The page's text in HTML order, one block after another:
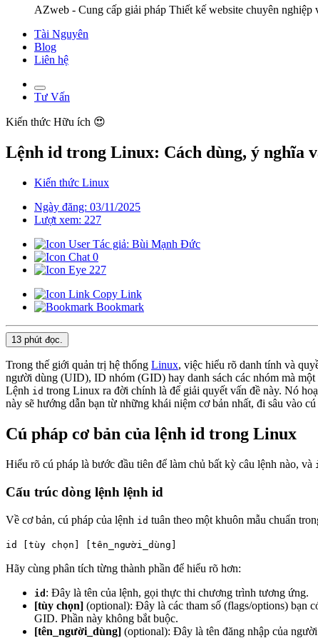
AZweb - Cung cấp giải pháp Thiết kế website chuyên
Tài Nguyên
Blog
Liên hệ
Tư Vấn
Kiến thức Hữu ích 😍
Lệnh id trong Linux: Cách dùng, ý nghĩa
Kiến thức Linux
Ngày đăng: 03/11/2025
Lượt xem: 227
Tác giả: Bùi Mạnh Đức
0
227
Copy Link
Bookmark
13 phút đọc.
Trong thế giới quản trị hệ thống Linux, việc hiểu rõ danh tính và
người dùng (UID), ID nhóm (GID) hay danh sách các nhóm mà
Lệnh id trong Linux ra đời chính là để giải quyết vấn đề này. Nó
này sẽ hướng dẫn bạn từ những khái niệm cơ bản nhất, đi sâu vào
Cú pháp cơ bản của lệnh id trong Linux
Hiểu rõ cú pháp là bước đầu tiên để làm chủ bất kỳ câu lệnh nào, và
Cấu trúc dòng lệnh lệnh id
Về cơ bản, cú pháp của lệnh id tuân theo một khuôn mẫu chuẩn
id [tùy chọn] [tên_người_dùng]
Hãy cùng phân tích từng thành phần để hiểu rõ hơn:
id : Đây là tên của lệnh, gọi thực thi chương trình tương ứng.
[tùy chọn] (optional): Đây là các tham số (flags/options) bạn
GID. Phần này không bắt buộc.
[tên_người_dùng] (optional): Đây là tên đăng nhập của